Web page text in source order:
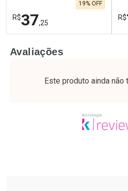
R$37,25
19% OFF
Laboratório
Por Menos
R$
Avaliações
Este produto ainda não